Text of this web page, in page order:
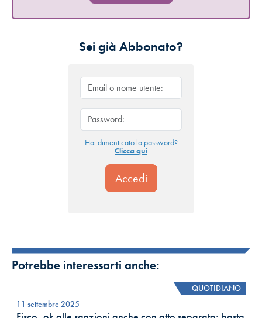
Sei già Abbonato?
Hai dimenticato la password?
Clicca qui
Potrebbe interessarti anche:
QUOTIDIANO
11 settembre 2025